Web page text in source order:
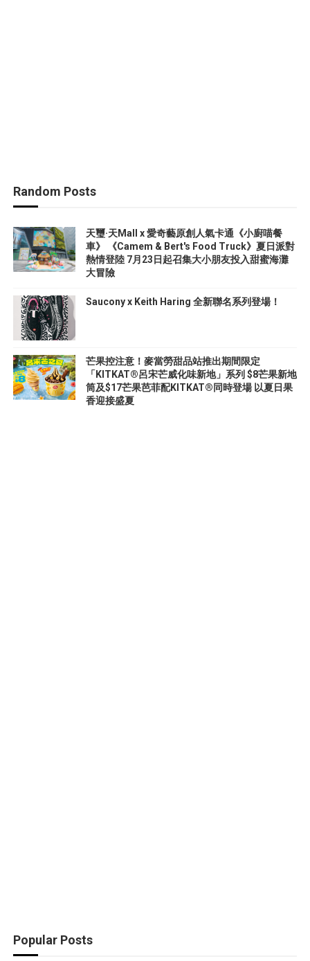
Random Posts
天璽·天Mall x 愛奇藝原創人氣卡通《小廚喵餐
車》 《Camem & Bert's Food Truck》夏日派對
熱情登陸 7月23日起召集大小朋友投入甜蜜海灘
大冒險
Saucony x Keith Haring 全新聯名系列登場！
芒果控注意！麥當勞甜品站推出期間限定
「KITKAT®呂宋芒威化味新地」系列 $8芒果新地
筒及$17芒果芭菲配KITKAT®同時登場 以夏日果
香迎接盛夏
Popular Posts